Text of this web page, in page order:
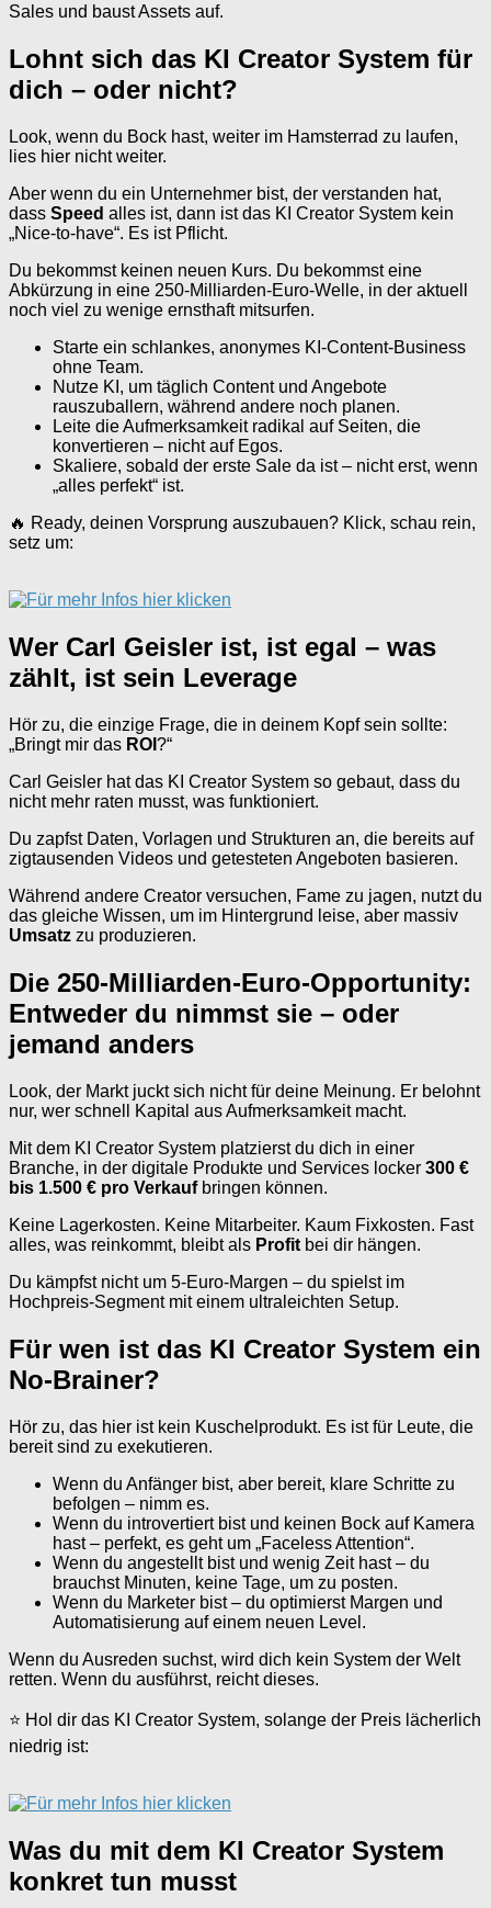
Sales und baust Assets auf.
Lohnt sich das KI Creator System für
dich – oder nicht?
Look, wenn du Bock hast, weiter im Hamsterrad zu laufen,
lies hier nicht weiter.
Aber wenn du ein Unternehmer bist, der verstanden hat,
dass Speed alles ist, dann ist das KI Creator System kein
„Nice-to-have“. Es ist Pflicht.
Du bekommst keinen neuen Kurs. Du bekommst eine
Abkürzung in eine 250-Milliarden-Euro-Welle, in der aktuell
noch viel zu wenige ernsthaft mitsurfen.
Starte ein schlankes, anonymes KI-Content-Business
ohne Team.
Nutze KI, um täglich Content und Angebote
rauszuballern, während andere noch planen.
Leite die Aufmerksamkeit radikal auf Seiten, die
konvertieren – nicht auf Egos.
Skaliere, sobald der erste Sale da ist – nicht erst, wenn
„alles perfekt“ ist.
🔥 Ready, deinen Vorsprung auszubauen? Klick, schau rein,
setz um:
Wer Carl Geisler ist, ist egal – was
zählt, ist sein Leverage
Hör zu, die einzige Frage, die in deinem Kopf sein sollte:
„Bringt mir das ROI ?“
Carl Geisler hat das KI Creator System so gebaut, dass du
nicht mehr raten musst, was funktioniert.
Du zapfst Daten, Vorlagen und Strukturen an, die bereits auf
zigtausenden Videos und getesteten Angeboten basieren.
Während andere Creator versuchen, Fame zu jagen, nutzt du
das gleiche Wissen, um im Hintergrund leise, aber massiv
Umsatz zu produzieren.
Die 250-Milliarden-Euro-Opportunity:
Entweder du nimmst sie – oder
jemand anders
Look, der Markt juckt sich nicht für deine Meinung. Er belohnt
nur, wer schnell Kapital aus Aufmerksamkeit macht.
Mit dem KI Creator System platzierst du dich in einer
Branche, in der digitale Produkte und Services locker 300 €
bis 1.500 € pro Verkaufbringen können.
Keine Lagerkosten. Keine Mitarbeiter. Kaum Fixkosten. Fast
alles, was reinkommt, bleibt als Profit bei dir hängen.
Du kämpfst nicht um 5-Euro-Margen – du spielst im
Hochpreis-Segment mit einem ultraleichten Setup.
Für wen ist das KI Creator System ein
No-Brainer?
Hör zu, das hier ist kein Kuschelprodukt. Es ist für Leute, die
bereit sind zu exekutieren.
Wenn du Anfänger bist, aber bereit, klare Schritte zu
befolgen – nimm es.
Wenn du introvertiert bist und keinen Bock auf Kamera
hast – perfekt, es geht um „Faceless Attention“.
Wenn du angestellt bist und wenig Zeit hast – du
brauchst Minuten, keine Tage, um zu posten.
Wenn du Marketer bist – du optimierst Margen und
Automatisierung auf einem neuen Level.
Wenn du Ausreden suchst, wird dich kein System der Welt
retten. Wenn du ausführst, reicht dieses.
⭐ Hol dir das KI Creator System, solange der Preis lächerlich
niedrig ist:
Was du mit dem KI Creator System
konkret tun musst